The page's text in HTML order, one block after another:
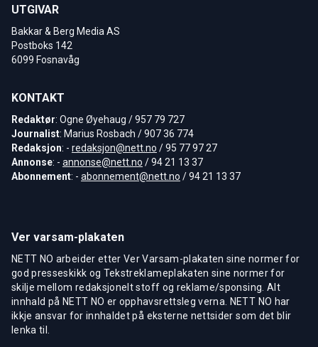
UTGIVAR
Bakkar & Berg Media AS
Postboks 142
6099 Fosnavåg
KONTAKT
Redaktør: Ogne Øyehaug / 957 79 727
Journalist: Marius Rosbach / 907 36 774
Redaksjon: - redaksjon@nett.no / 95 77 97 27
Annonse: - annonse@nett.no / 94 21 13 37
Abonnement: - abonnement@nett.no / 94 21 13 37
Ver varsam-plakaten
NETT NO arbeider etter Ver Varsam-plakaten sine normer for
god presseskikk og Tekstreklameplakaten sine normer for
skilje mellom redaksjonelt stoff og reklame/sponsing. Alt
innhald på NETT NO er opphavsrettsleg verna. NETT NO har
ikkje ansvar for innhaldet på eksterne nettsider som det blir
lenka til.